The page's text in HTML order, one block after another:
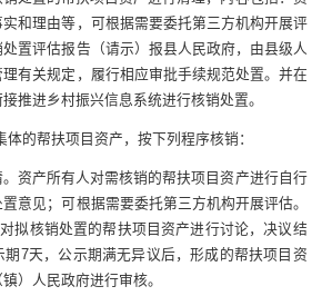
和理由等，可根据需要委托第三方机构开展评
置评估报告（请示）报县人民政府，由县级人
有关规定，履行相应审批手续规范处置。并在
推进乡村振兴信息系统进行核销处置。
的帮扶项目资产，按下列程序核销：
。资产所有人对需核销的帮扶项目资产进行自行
意见；可根据需要委托第三方机构开展评估。
拟核销处置的帮扶项目资产进行讨论，决议结
7天，公示期满无异议后，形成的帮扶项目资
）人民政府进行审核。